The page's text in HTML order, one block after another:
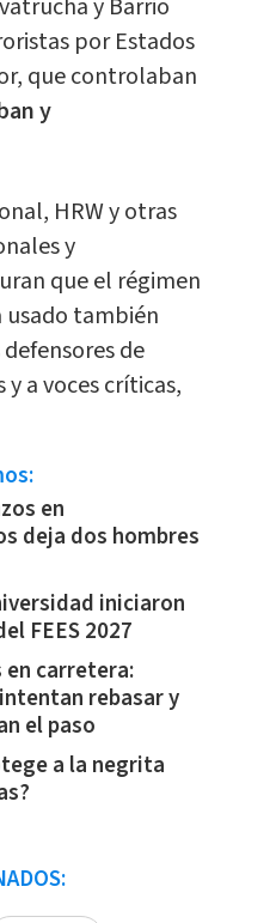
y Barrio
por Estados
que controlaban
y
HRW y otras
y
que el régimen
usado también
de
a voces críticas,
en
deja dos hombres
iniciaron
FEES 2027
carretera:
rebasar y
el paso
a la negrita